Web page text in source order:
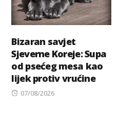
Bizaran savjet
Sjeverne Koreje: Supa
od psećeg mesa kao
lijek protiv vrućine
Posted
07/08/2026